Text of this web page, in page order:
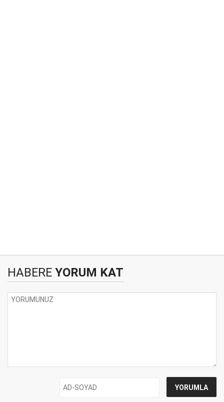
HABERE YORUM KAT